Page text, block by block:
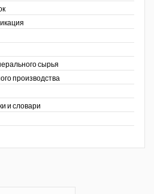
сырья
производства
и словари